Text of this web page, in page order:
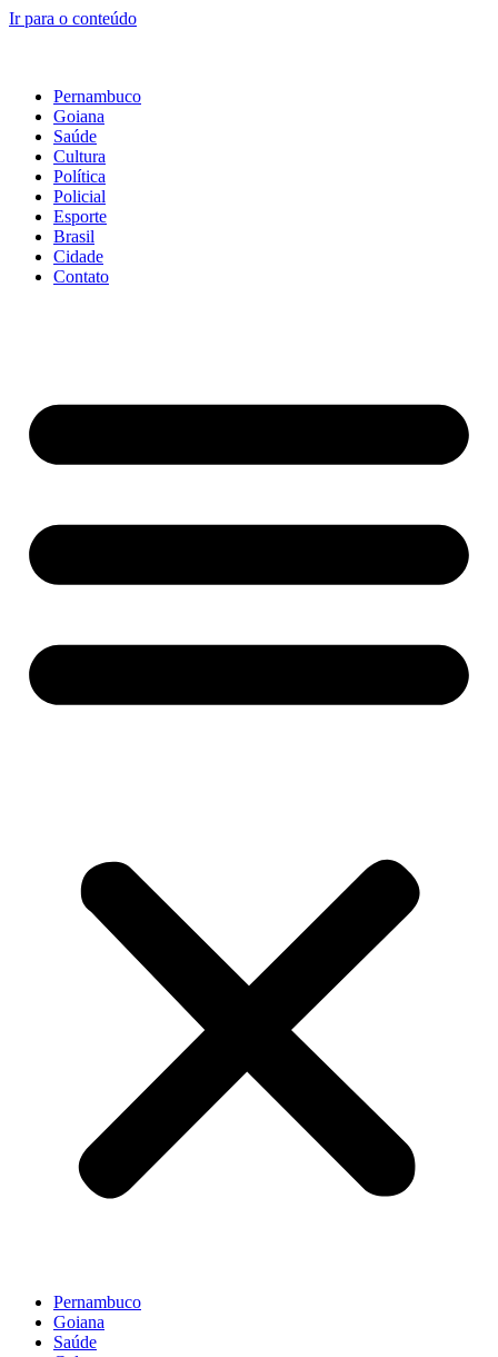
Ir para o conteúdo
Pernambuco
Goiana
Saúde
Cultura
Política
Policial
Esporte
Brasil
Cidade
Contato
Pernambuco
Goiana
Saúde